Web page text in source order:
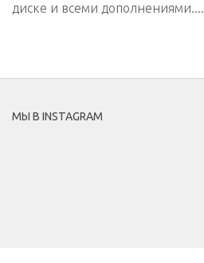
диске и всеми дополнениями....
МЫ В INSTAGRAM